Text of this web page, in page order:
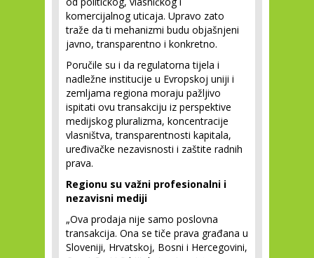
komercijalnog uticaja. Upravo zato
traže da ti mehanizmi budu objašnjeni
javno, transparentno i konkretno.
Poručile su i da regulatorna tijela i
nadležne institucije u Evropskoj uniji i
zemljama regiona moraju pažljivo
ispitati ovu transakciju iz perspektive
medijskog pluralizma, koncentracije
vlasništva, transparentnosti kapitala,
uređivačke nezavisnosti i zaštite radnih
prava.
Regionu su važni profesionalni i
nezavisni mediji
„Ova prodaja nije samo poslovna
transakcija. Ona se tiče prava građana u
Sloveniji, Hrvatskoj, Bosni i Hercegovini,